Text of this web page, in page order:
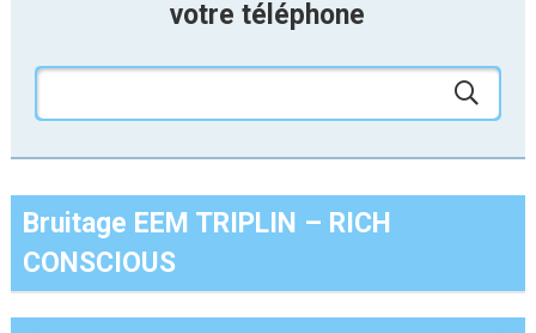
votre téléphone
Bruitage EEM TRIPLIN – RICH
CONSCIOUS